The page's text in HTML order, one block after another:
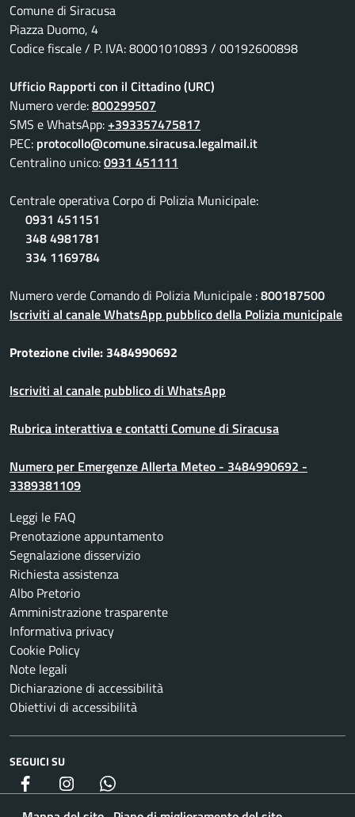
Comune di Siracusa
Piazza Duomo, 4
Codice fiscale / P. IVA: 80001010893 / 00192600898
Ufficio Rapporti con il Cittadino (URC)
Numero verde:800299507
SMS e WhatsApp:+393357475817
PEC: protocollo@comune.siracusa.legalmail.it
Centralino unico:0931 451111
Centrale operativa Corpo di Polizia Municipale:
0931 451151
348 4981781
334 1169784
Numero verde Comando di Polizia Municipale :800187500
Iscriviti al canale WhatsApp pubblico della Polizia municipale
Protezione civile: 3484990692
Iscriviti al canale pubblico di WhatsApp
Rubrica interattiva e contatti Comune di Siracusa
Numero per Emergenze Allerta Meteo - 3484990692 -
3389381109
Leggi le FAQ
Prenotazione appuntamento
Segnalazione disservizio
Richiesta assistenza
Albo Pretorio
Amministrazione trasparente
Informativa privacy
Cookie Policy
Note legali
Dichiarazione di accessibilità
Obiettivi di accessibilità
SEGUICI SU
Facebook Instagram